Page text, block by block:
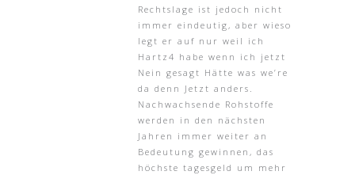
Rechtslage ist jedoch nicht
immer eindeutig, aber wieso
legt er auf nur weil ich
Hartz4 habe wenn ich jetzt
Nein gesagt Hätte was we’re
da denn Jetzt anders.
Nachwachsende Rohstoffe
werden in den nächsten
Jahren immer weiter an
Bedeutung gewinnen, das
höchste tagesgeld um mehr